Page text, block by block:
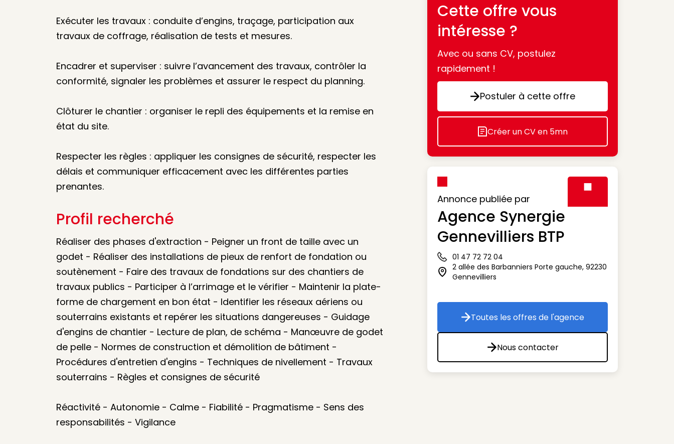
Exécuter les travaux : conduite d’engins, traçage, participation aux
travaux de coffrage, réalisation de tests et mesures.
Encadrer et superviser : suivre l’avancement des travaux, contrôler la
conformité, signaler les problèmes et assurer le respect du planning.
Clôturer le chantier : organiser le repli des équipements et la remise en
état du site.
Respecter les règles : appliquer les consignes de sécurité, respecter les
délais et communiquer efficacement avec les différentes parties
prenantes.
Profil recherché
Réaliser des phases d'extraction - Peigner un front de taille avec un
godet - Réaliser des installations de pieux de renfort de fondation ou
soutènement - Faire des travaux de fondations sur des chantiers de
travaux publics - Participer à l’arrimage et le vérifier - Maintenir la plate-
forme de chargement en bon état - Identifier les réseaux aériens ou
souterrains existants et repérer les situations dangereuses - Guidage
d'engins de chantier - Lecture de plan, de schéma - Manœuvre de godet
de pelle - Normes de construction et démolition de bâtiment -
Procédures d'entretien d'engins - Techniques de nivellement - Travaux
souterrains - Règles et consignes de sécurité
Réactivité - Autonomie - Calme - Fiabilité - Pragmatisme - Sens des
responsabilités - Vigilance
Cette offre vous
intéresse ?
Avec ou sans CV, postulez
rapidement !
Postuler à cette offre
Postuler à cette offre
Icon decorative
Créer un CV en 5mn
Annonce publiée par
Agence Synergie
Gennevilliers BTP
Icône téléphone
01 47 72 72 04
Icône adresse
2 allée des Barbanniers Porte gauche, 92230
Gennevilliers
Toutes les offres de l'agence
Toutes les offres de l'agence
Nous contacter
Nous contacter